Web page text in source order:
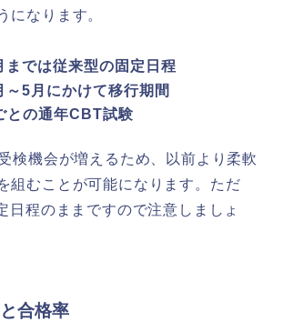
になります。
までは従来型の固定日程
5月にかけて移行期間
との通年CBT試験
検機会が増えるため、以前より柔軟
組むことが可能になります。ただ
日程のままですので注意しましょ
合格率